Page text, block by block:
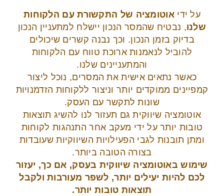
על ידיאוטומציה של התקשורת עם הלקוחות
שלנו, נבטיח שהמסר הנכון יישלח למתעניין הנכון
בדיוק בזמן הנכון. וכך נבנה קשרים שיכולים
להוביל לנאמנות ארוכת טווח עם הלקוחות
והמתעניינים שלנו.
כאשר נתאים אישית את המסרים, נוכל ליצור
קמפיינים ממוקדים יותר וניצור ללקוחות הזדמנויות
שונות לתקשר עם העסק.
אוטומציה שיווקית גם תעזור לנו להשיג תוצאות
טובות יותר על ידי מעקב אחר התנהגות לקוחות
ומתן תובנות לגבי הפעילויות השיווקיות שעובדות
בצורה הטובה ביותר.
שימוש באוטומציה שיווקית בעסק, אם כך, יעזור
לכם להיות יעילים יותר, לשפר מעורבות ולקבל
תוצאות טובות יותר.